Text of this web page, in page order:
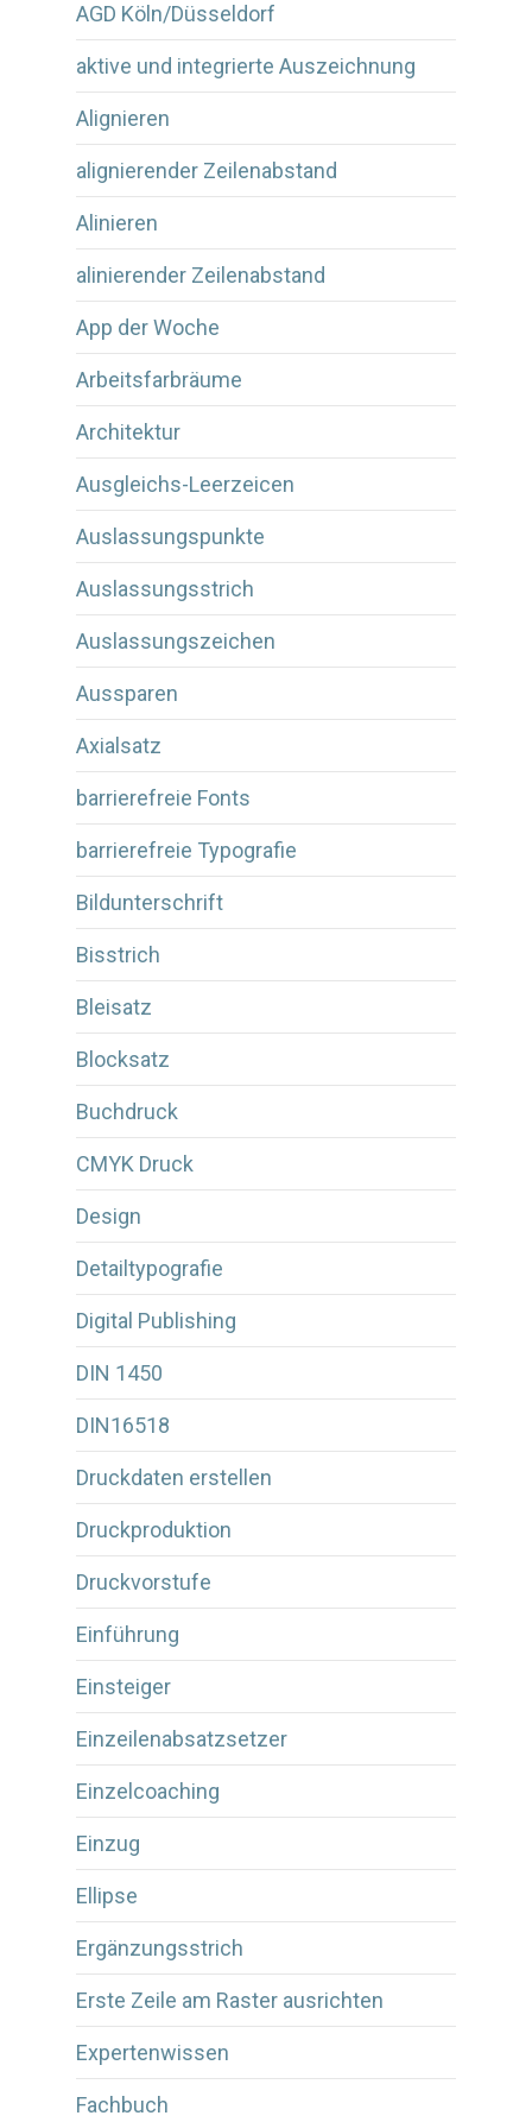
AGD Köln/Düsseldorf
aktive und integrierte Auszeichnung
Alignieren
alignierender Zeilenabstand
Alinieren
alinierender Zeilenabstand
App der Woche
Arbeitsfarbräume
Architektur
Ausgleichs-Leerzeicen
Auslassungspunkte
Auslassungsstrich
Auslassungszeichen
Aussparen
Axialsatz
barrierefreie Fonts
barrierefreie Typografie
Bildunterschrift
Bisstrich
Bleisatz
Blocksatz
Buchdruck
CMYK Druck
Design
Detailtypografie
Digital Publishing
DIN 1450
DIN16518
Druckdaten erstellen
Druckproduktion
Druckvorstufe
Einführung
Einsteiger
Einzeilenabsatzsetzer
Einzelcoaching
Einzug
Ellipse
Ergänzungsstrich
Erste Zeile am Raster ausrichten
Expertenwissen
Fachbuch